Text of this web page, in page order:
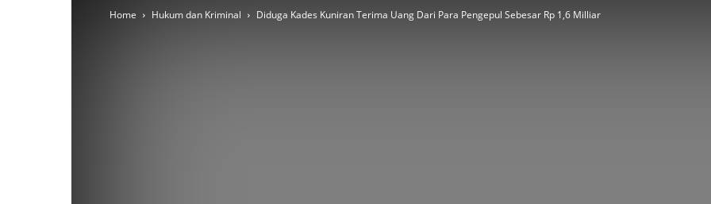
Home Hukum dan Kriminal Diduga Kades Kuniran Terima Uang Dari Para Pengepul Sebesar Rp 1,6 Milliar